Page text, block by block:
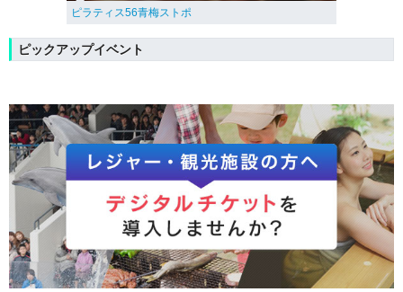
ピラティス56青梅ストポ
ピックアップイベント